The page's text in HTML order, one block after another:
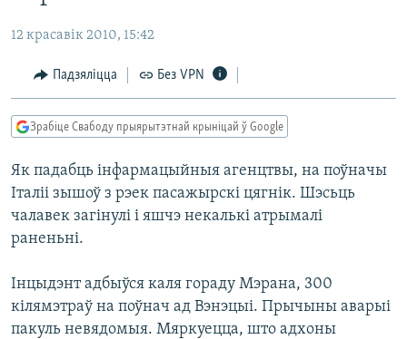
Перайсьці
галоўнай
Перайсьці
пошуку
ВІДЭА І ФОТА
ЛЮДЗІ
ПАЛІТЫКА
ВАЙНА
БЕЛАРУСЫ НА ВАЙНЕ
ПАЛІТВЯЗЬНІ
КУЛЬТУРА
ТЭСТЫ
БЛОГІ
ГІСТОРЫЯ НА СВАБОДЗЕ
КНІГІ
АЎДЫЁКНІГІ
МОВА
СУВЯЗЬ
АБЫСЬЦІ БЛЯКАВАНЬНЕ
ПАДЗЯЛІЦЦА ІНФАРМАЦЫЯЙ
ПАДПІСАЦЦА
RSS
FACEBOOK
TWITTER
Усе сайты РС/РСЭ
12 красавік 2010, 15:42
Падзяліцца Без VPN
Зрабіце Свабоду прыярытэтнай крыніцай ў Google
Як падабць інфармацыйныя агенцтвы, на поўначы
Італіі зышоў з рэек пасажырскі цягнік. Шэсьць
чалавек загінулі і яшчэ некалькі атрымалі
раненьні.
Інцыдэнт адбыўся каля гораду Мэрана, 300
кілямэтраў на поўнач ад Вэнэцыі. Прычыны аварыі
пакуль невядомыя. Мяркуецца, што адхоны